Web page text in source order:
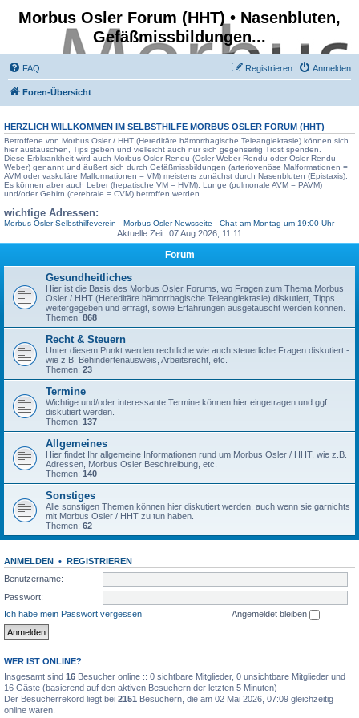
Morbus Osler Forum (HHT) • Nasenbluten,
Gefäßmissbildungen...
FAQ Anmelden
Registrieren
Foren-Übersicht
HERZLICH WILLKOMMEN IM SELBSTHILFE MORBUS OSLER FORUM (HHT)
Betroffene von Morbus Osler / HHT (Hereditäre hämorrhagische Teleangiektasie) können sich
hier austauschen, Tips geben und vielleicht auch nur sich gegenseitig Trost spenden.
Diese Erbkrankheit wird auch Morbus-Osler-Rendu (Osler-Weber-Rendu oder Osler-Rendu-
Weber) genannt und äußert sich durch Gefäßmissbildungen (arteriovenöse Malformationen =
AVM oder vaskuläre Malformationen = VM) meistens zunächst durch Nasenbluten (Epistaxis).
Es können aber auch Leber (hepatische VM = HVM), Lunge (pulmonale AVM = PAVM)
und/oder Gehirn (cerebrale = CVM) betroffen werden.
wichtige Adressen:
Morbus Osler Selbsthilfeverein - Morbus Osler Newsseite - Chat am Montag um 19:00 Uhr
Aktuelle Zeit: 07 Aug 2026, 11:11
Forum
Gesundheitliches
Hier ist die Basis des Morbus Osler Forums, wo Fragen zum Thema Morbus
Osler / HHT (Hereditäre hämorrhagische Teleangiektasie) diskutiert, Tipps
weitergegeben und erfragt, sowie Erfahrungen ausgetauscht werden können.
Themen: 868
Recht & Steuern
Unter diesem Punkt werden rechtliche wie auch steuerliche Fragen diskutiert -
wie z.B. Behindertenausweis, Arbeitsrecht, etc.
Themen: 23
Termine
Wichtige und/oder interessante Termine können hier eingetragen und ggf.
diskutiert werden.
Themen: 137
Allgemeines
Hier findet Ihr allgemeine Informationen rund um Morbus Osler / HHT, wie z.B.
Adressen, Morbus Osler Beschreibung, etc.
Themen: 140
Sonstiges
Alle sonstigen Themen können hier diskutiert werden, auch wenn sie garnichts
mit Morbus Osler / HHT zu tun haben.
Themen: 62
ANMELDEN • REGISTRIEREN
Benutzername:
Passwort:
Ich habe mein Passwort vergessen
Angemeldet bleiben
WER IST ONLINE?
Insgesamt sind 16 Besucher online :: 0 sichtbare Mitglieder, 0 unsichtbare Mitglieder und
16 Gäste (basierend auf den aktiven Besuchern der letzten 5 Minuten)
Der Besucherrekord liegt bei 2151 Besuchern, die am 02 Mai 2026, 07:09 gleichzeitig
online waren.